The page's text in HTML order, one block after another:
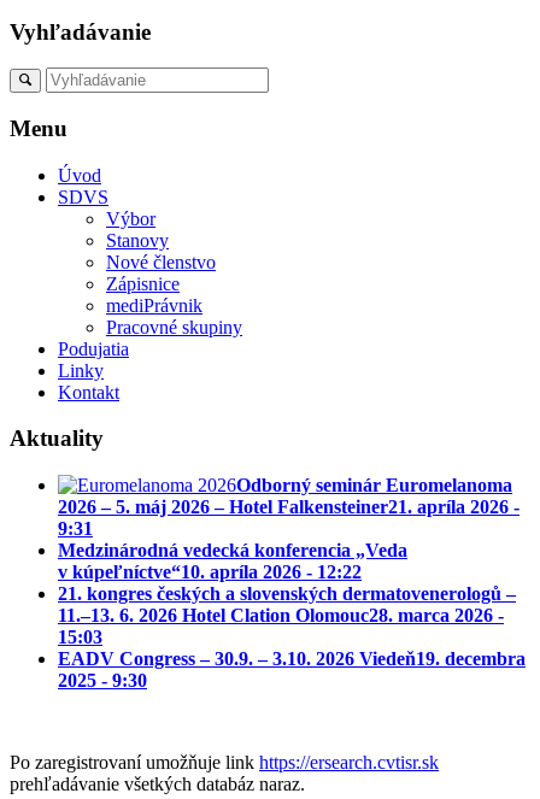
Vyhľadávanie
Menu
Úvod
SDVS
Výbor
Stanovy
Nové členstvo
Zápisnice
mediPrávnik
Pracovné skupiny
Podujatia
Linky
Kontakt
Aktuality
Odborný seminár Euromelanoma
2026 – 5. máj 2026 – Hotel Falkensteiner21. apríla 2026 -
9:31
Medzinárodná vedecká konferencia „Veda
v kúpeľníctve“10. apríla 2026 - 12:22
21. kongres českých a slovenských dermatovenerologů –
11.–13. 6. 2026 Hotel Clation Olomouc28. marca 2026 -
15:03
EADV Congress – 30.9. – 3.10. 2026 Viedeň19. decembra
2025 - 9:30
Po zaregistrovaní umožňuje link https://ersearch.cvtisr.sk
prehľadávanie všetkých databáz naraz.